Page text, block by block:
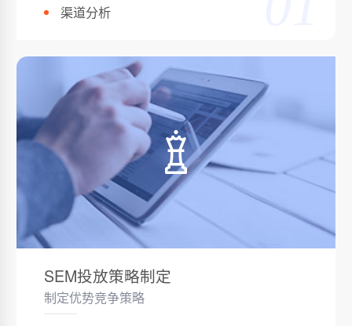
渠道分析
SEM投放策略制定
制定优势竞争策略